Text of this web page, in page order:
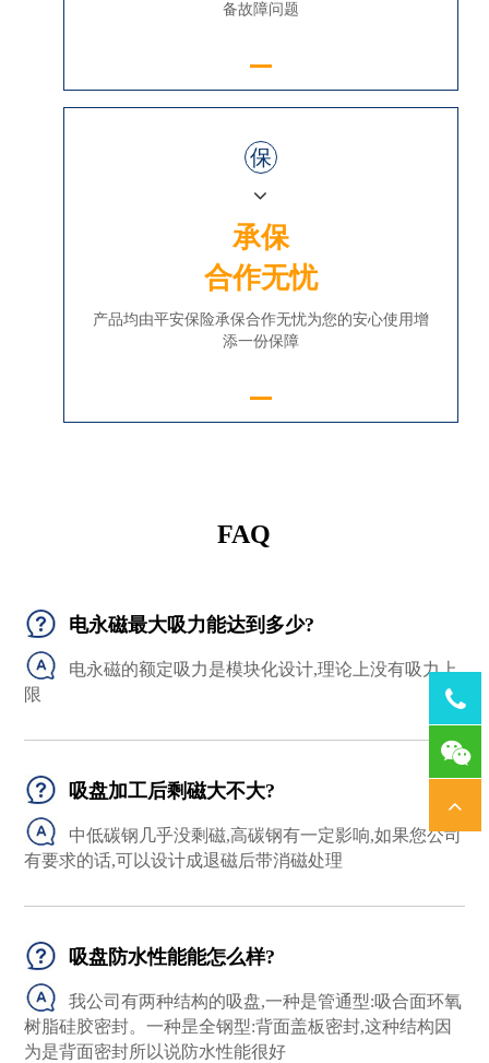
备故障问题
保
承保
合作无忧
产品均由平安保险承保合作无忧为您的安心使用增
添一份保障
FAQ
电永磁最大吸力能达到多少?
电永磁的额定吸力是模块化设计,理论上没有吸力上
限
吸盘加工后剩磁大不大?
中低碳钢几乎没剩磁,高碳钢有一定影响,如果您公司
有要求的话,可以设计成退磁后带消磁处理
吸盘防水性能能怎么样?
我公司有两种结构的吸盘,一种是管通型:吸合面环氧
树脂硅胶密封。一种昰全钢型:背面盖板密封,这种结构因
为是背面密封所以说防水性能很好
Tel：